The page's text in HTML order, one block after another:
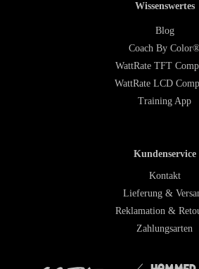
Wissenswertes
Blog
Coach By Color®
WattRate TFT
WattRate LCD
Training App
Kundenservice
Kontakt
Lieferung &
Reklamation &
Zahlungsarten